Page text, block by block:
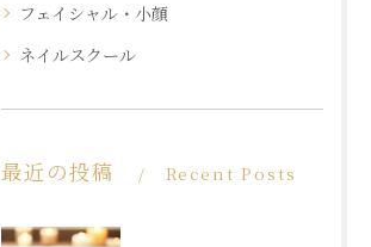
フェイシャル・小顔
ネイルスクール
最近の投稿 Recent Posts